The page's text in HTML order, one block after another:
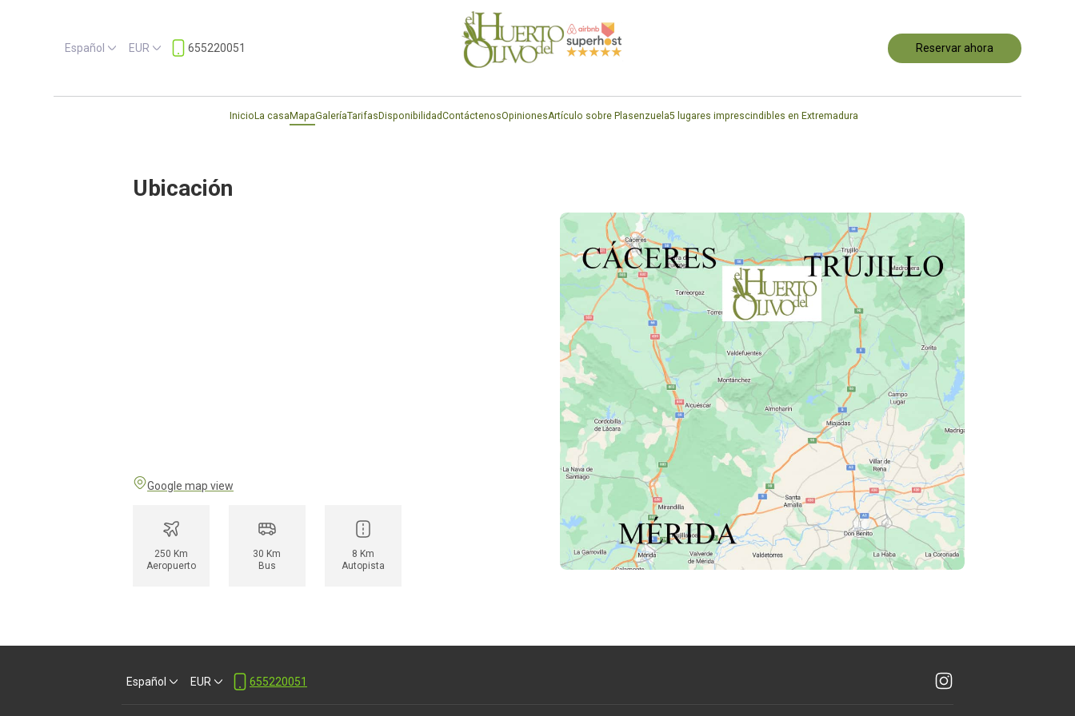
Español EUR 655220051 Reservar ahora
Inicio La casa MapaGaleríaTarifas DisponibilidadContáctenosOpinionesArtículo sobre Plasenzuela5 lugares imprescindibles en Extremadura
Ubicación
Google map view
250 Km
Aeropuerto
30 Km
Bus
8 Km
Autopista
Español EUR 655220051